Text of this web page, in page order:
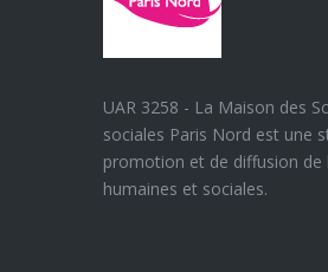
UAR 3258 - La Maison des
sociales Paris Nord est une
promotion et de diffusion de
humaines et sociales.